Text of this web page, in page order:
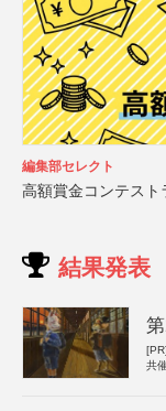
編集部セレクト
高額賞金コンテスト
結果発表
[PR]
共